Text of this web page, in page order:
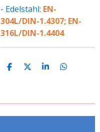
- Edelstahl: EN-
304L/DIN-1.4307; EN-
316L/DIN-1.4404
T
E
T
E
T
E
T
E